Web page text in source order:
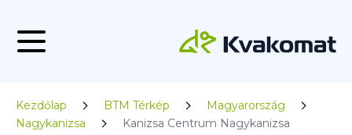
Kezdőlap BTM Térkép
Magyarország
Nagykanizsa
Kanizsa Centrum Nagykanizsa